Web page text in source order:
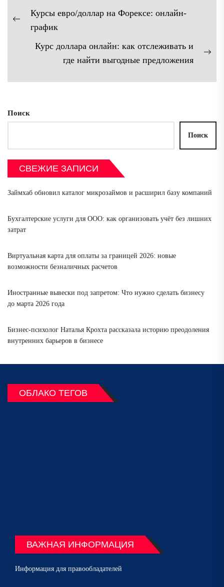
Навигация
по
записям
Предыдущая
Курсы евро/доллар на Форексе: онлайн-
график
Курс доллара онлайн: как отслеживать и
где найти выгодные предложения
Поиск
Поиск
СВЕЖИЕ ЗАПИСИ
Займхаб обновил каталог микрозаймов и расширил базу компаний
Бухгалтерские услуги для ООО: как организовать учёт без лишних
затрат
Виртуальная карта для оплаты за границей 2026: новые
возможности безналичных расчетов
Иностранные вывески под запретом: Что нужно сделать бизнесу
до марта 2026 года
Бизнес-психолог Наталья Крохта рассказала историю преодоления
внутренних барьеров в бизнесе
ОБЛАКО ТЕГОВ
ВАЖНАЯ ИНФОРМАЦИЯ
Информация для правообладателей